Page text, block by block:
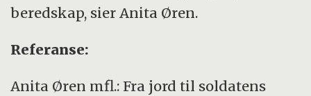
beredskap, sier Anita Øren.
Referanse:
Anita Øren mfl.: Fra jord til soldatens